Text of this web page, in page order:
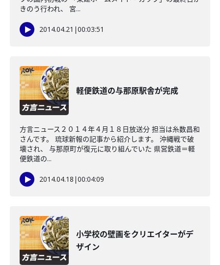
きのう行われ、 宮...
2014.04.21 |00:03:51
軽便鉄道の与那原駅舎が完成
方言ニュース２０１４年４月１８日放送分 担当は糸数昌和
さんです。 琉球新報の記事から紹介します。 沖縄戦で破
壊され、 与那原町が復元に取り組んでいた 県営鉄道＝軽
便鉄道の...
2014.04.18 |00:04:09
小学校の壁画をクリエイターがデ
ザイン